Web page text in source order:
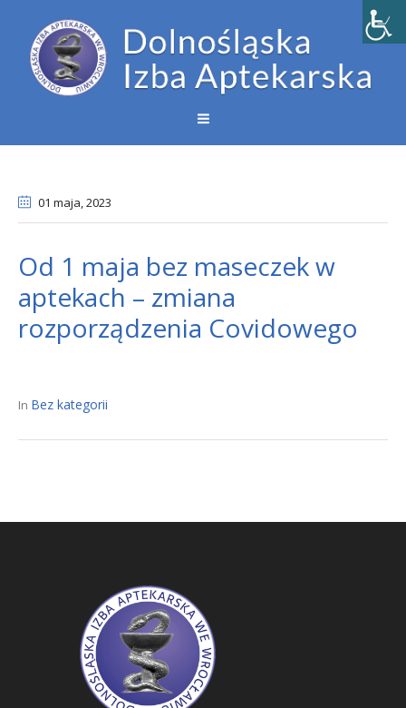
01 maja, 2023
Od 1 maja bez maseczek w
aptekach – zmiana
rozporządzenia Covidowego
In Bez kategorii